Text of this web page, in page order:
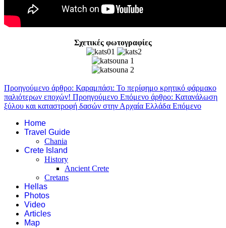
Σχετικές φωτογραφίες
Προηγούμενο άρθρο: Καραμπάσι: Το περίφημο κρητικό φάρμακο
παλιότερων εποχών! Προηγούμενο Επόμενο άρθρο: Κατανάλωση
ξύλου και καταστροφή δασών στην Αρχαία Ελλάδα Επόμενο
Home
Travel Guide
Chania
Crete Island
History
Ancient Crete
Cretans
Hellas
Photos
Video
Articles
Map